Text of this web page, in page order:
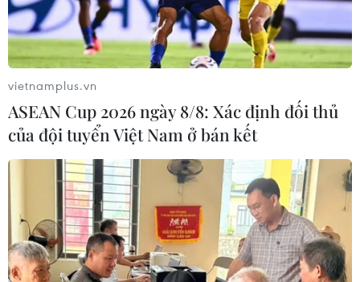
đề thời gian và Việt Nam cũng đã có một số điều kiện
để thực hiện vấn đề này.
vietnamplus.vn
ASEAN Cup 2026 ngày 8/8: Xác định đối thủ
của đội tuyển Việt Nam ở bán kết